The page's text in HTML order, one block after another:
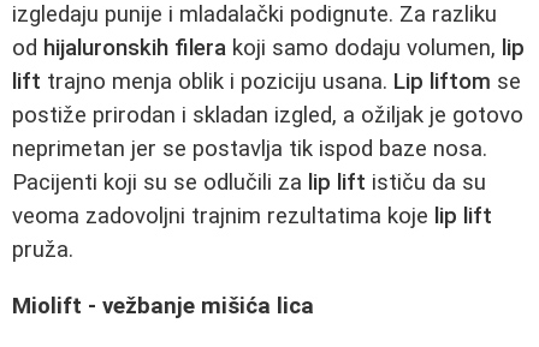
izgledaju punije i mladalački podignute. Za razliku
od hijaluronskih filera koji samo dodaju volumen, lip
lift trajno menja oblik i poziciju usana. Lip liftom se
postiže prirodan i skladan izgled, a ožiljak je gotovo
neprimetan jer se postavlja tik ispod baze nosa.
Pacijenti koji su se odlučili za lip lift ističu da su
veoma zadovoljni trajnim rezultatima koje lip lift
pruža.
Miolift - vežbanje mišića lica